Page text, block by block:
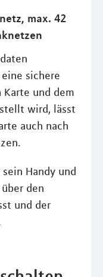
max. 42
sichere
und dem
wird, lässt
auch nach
Handy und
den
und der